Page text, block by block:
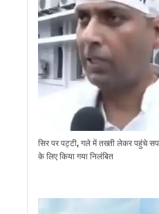
सिर पर पट्टी, गले में तख्ती लेकर पहुंचे
के लिए किया गया निलंबित